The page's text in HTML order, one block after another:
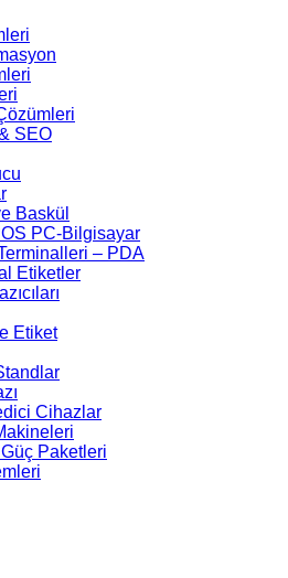
SEO
Baskül
PC-Bilgisayar
– PDA
Etiketler
Etiket
Cihazlar
Paketleri